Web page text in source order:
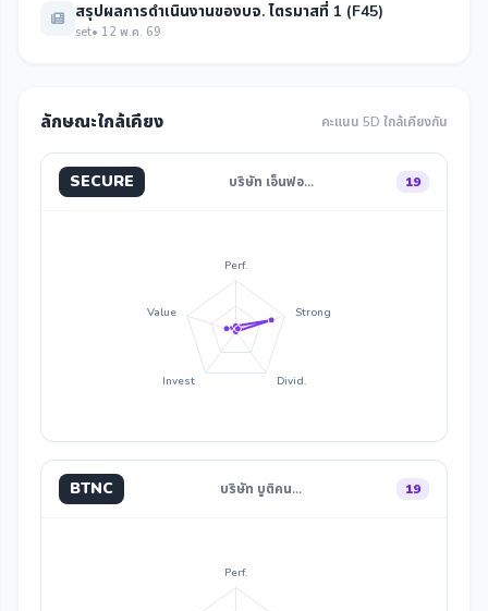
สรุปผลการดำเนินงานของบจ. ไตรมาสที่ 1 (F45)
set• 12 พ.ค. 69
ลักษณะใกล้เคียง คะแนน 5D ใกล้เคียงกัน
SECURE บริษัท เอ็นฟอ… 19
Perf.
Strong
Divid.
Invest
Value
BTNC บริษัท บูติคน… 19
Perf.